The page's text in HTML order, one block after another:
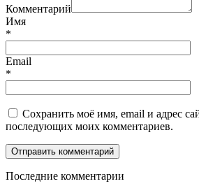
Комментарий
Имя
*
Email
*
Сохранить моё имя, email и адрес
последующих моих комментариев.
Последние комментарии